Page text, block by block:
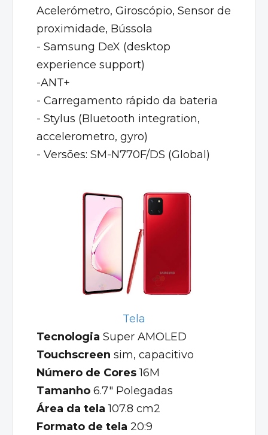
Acelerómetro, Giroscópio, Sensor de
proximidade, Bússola
- Samsung DeX (desktop
experience support)
-ANT+
- Carregamento rápido da bateria
- Stylus (Bluetooth integration,
accelerometro, gyro)
- Versões: SM-N770F/DS (Global)
Tela
Tecnologia Super AMOLED
Touchscreen sim, capacitivo
Número de Cores16M
Tamanho 6.7" Polegadas
Área da tela107.8 cm2
Formato de tela 20:9